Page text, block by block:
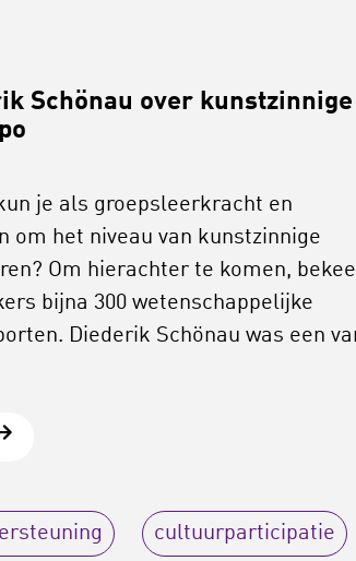
Schönau over kunstzinnige
je als groepsleerkracht en
om het niveau van kunstzinnige
Om hierachter te komen,
bijna 300 wetenschappelijke
Diederik Schönau was een
cultuurparticipatie